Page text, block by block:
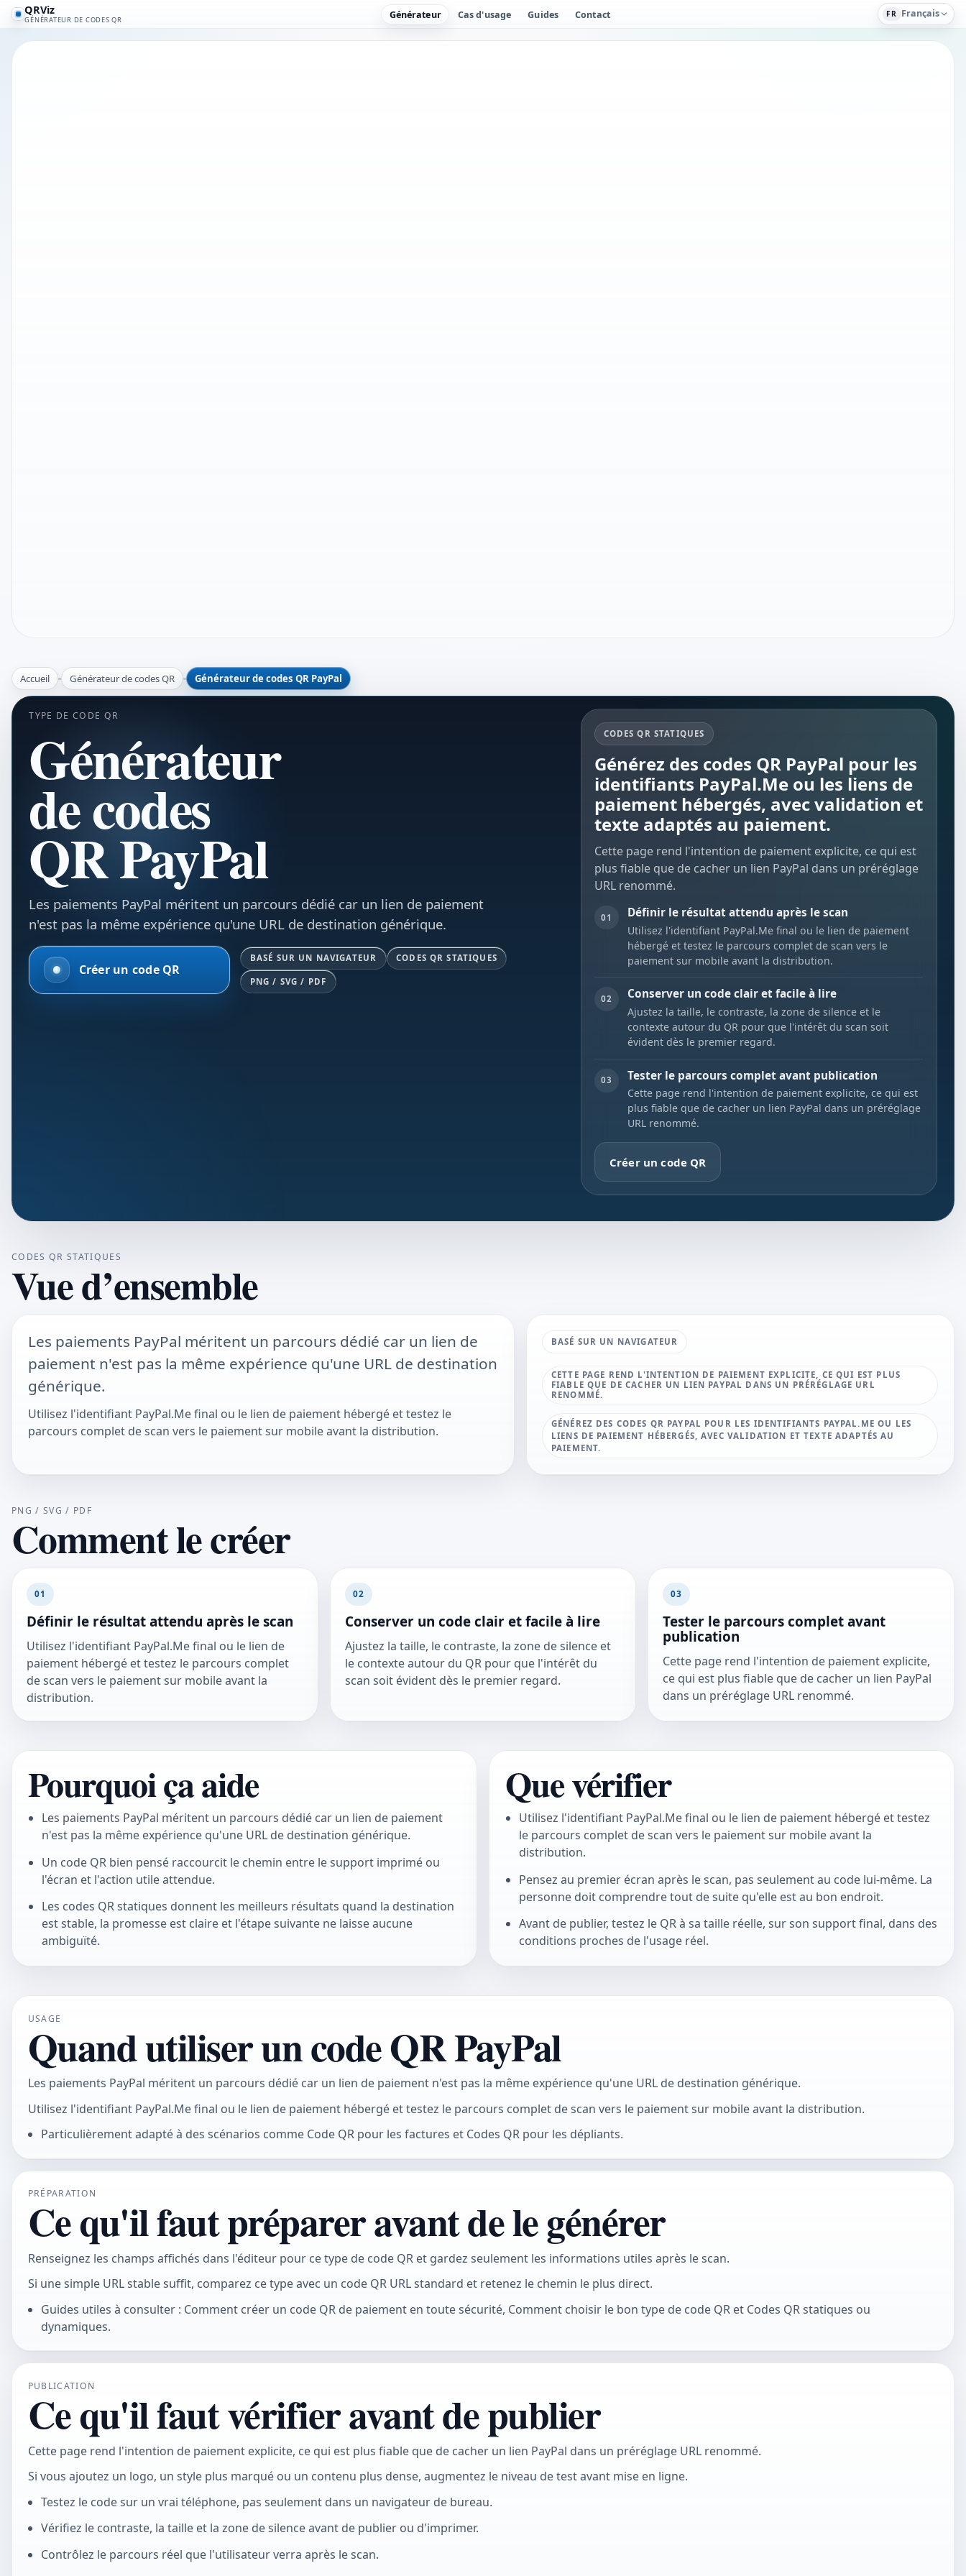
QRViz
GÉNÉRATEUR DE CODES QR Générateur Cas d'usage Guides Contact FR Français
Accueil Générateur de codes QR Générateur de codes QR PayPal
TYPE DE CODE QR
Générateur
de codes
QR PayPal
Les paiements PayPal méritent un parcours dédié car un lien de paiement
n'est pas la même expérience qu'une URL de destination générique.
Créer un code QR
BASÉ SUR UN NAVIGATEUR CODES QR STATIQUES
PNG / SVG / PDF
CODES QR STATIQUES
Générez des codes QR PayPal pour les
identifiants PayPal.Me ou les liens de
paiement hébergés, avec validation et
texte adaptés au paiement.
Cette page rend l'intention de paiement explicite, ce qui est
plus fiable que de cacher un lien PayPal dans un préréglage
URL renommé.
01 Définir le résultat attendu après le scan
Utilisez l'identifiant PayPal.Me final ou le lien de paiement
hébergé et testez le parcours complet de scan vers le
paiement sur mobile avant la distribution.
02 Conserver un code clair et facile à lire
Ajustez la taille, le contraste, la zone de silence et le
contexte autour du QR pour que l'intérêt du scan soit
évident dès le premier regard.
03 Tester le parcours complet avant publication
Cette page rend l'intention de paiement explicite, ce qui est
plus fiable que de cacher un lien PayPal dans un préréglage
URL renommé.
Créer un code QR
CODES QR STATIQUES
Vue d’ensemble
Les paiements PayPal méritent un parcours dédié car un lien de
paiement n'est pas la même expérience qu'une URL de destination
générique.
Utilisez l'identifiant PayPal.Me final ou le lien de paiement hébergé et testez le
parcours complet de scan vers le paiement sur mobile avant la distribution.
BASÉ SUR UN NAVIGATEUR
CETTE PAGE REND L'INTENTION DE PAIEMENT EXPLICITE, CE QUI EST PLUS
FIABLE QUE DE CACHER UN LIEN PAYPAL DANS UN PRÉRÉGLAGE URL
RENOMMÉ.
GÉNÉREZ DES CODES QR PAYPAL POUR LES IDENTIFIANTS PAYPAL.ME OU LES
LIENS DE PAIEMENT HÉBERGÉS, AVEC VALIDATION ET TEXTE ADAPTÉS AU
PAIEMENT.
PNG / SVG / PDF
Comment le créer
01
Définir le résultat attendu après le scan
Utilisez l'identifiant PayPal.Me final ou le lien de
paiement hébergé et testez le parcours complet
de scan vers le paiement sur mobile avant la
distribution.
02
Conserver un code clair et facile à lire
Ajustez la taille, le contraste, la zone de silence et
le contexte autour du QR pour que l'intérêt du
scan soit évident dès le premier regard.
03
Tester le parcours complet avant
publication
Cette page rend l'intention de paiement explicite,
ce qui est plus fiable que de cacher un lien PayPal
dans un préréglage URL renommé.
Pourquoi ça aide
Les paiements PayPal méritent un parcours dédié car un lien de paiement
n'est pas la même expérience qu'une URL de destination générique.
Un code QR bien pensé raccourcit le chemin entre le support imprimé ou
l'écran et l'action utile attendue.
Les codes QR statiques donnent les meilleurs résultats quand la destination
est stable, la promesse est claire et l'étape suivante ne laisse aucune
ambiguïté.
Que vérifier
Utilisez l'identifiant PayPal.Me final ou le lien de paiement hébergé et testez
le parcours complet de scan vers le paiement sur mobile avant la
distribution.
Pensez au premier écran après le scan, pas seulement au code lui-même. La
personne doit comprendre tout de suite qu'elle est au bon endroit.
Avant de publier, testez le QR à sa taille réelle, sur son support final, dans des
conditions proches de l'usage réel.
USAGE
Quand utiliser un code QR PayPal
Les paiements PayPal méritent un parcours dédié car un lien de paiement n'est pas la même expérience qu'une URL de destination générique.
Utilisez l'identifiant PayPal.Me final ou le lien de paiement hébergé et testez le parcours complet de scan vers le paiement sur mobile avant la distribution.
Particulièrement adapté à des scénarios comme Code QR pour les factures et Codes QR pour les dépliants.
PRÉPARATION
Ce qu'il faut préparer avant de le générer
Renseignez les champs affichés dans l'éditeur pour ce type de code QR et gardez seulement les informations utiles après le scan.
Si une simple URL stable suffit, comparez ce type avec un code QR URL standard et retenez le chemin le plus direct.
Guides utiles à consulter : Comment créer un code QR de paiement en toute sécurité, Comment choisir le bon type de code QR et Codes QR statiques ou
dynamiques.
PUBLICATION
Ce qu'il faut vérifier avant de publier
Cette page rend l'intention de paiement explicite, ce qui est plus fiable que de cacher un lien PayPal dans un préréglage URL renommé.
Si vous ajoutez un logo, un style plus marqué ou un contenu plus dense, augmentez le niveau de test avant mise en ligne.
Testez le code sur un vrai téléphone, pas seulement dans un navigateur de bureau.
Vérifiez le contraste, la taille et la zone de silence avant de publier ou d'imprimer.
Contrôlez le parcours réel que l'utilisateur verra après le scan.